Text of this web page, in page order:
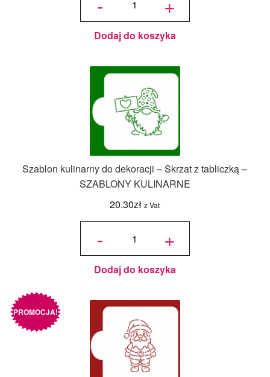
14.21zł.
dekoracji -
Stajenka w
gwiazdce -
SZABLONY
KULINARNE
Dodaj do koszyka
Szablon kulinarny do dekoracji – Skrzat z tabliczką –
SZABLONY KULINARNE
20.30zł z Vat
-
ilość
kulinarny do
dekoracji -
Skrzat z
SZABLONY
KULINARNE
+
Dodaj do koszyka
PROMOCJA!